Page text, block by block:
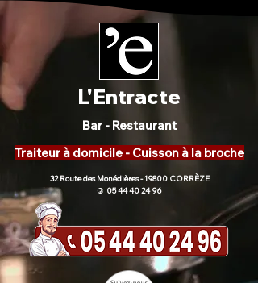
L'Entracte
Bar - Restaurant
Traiteur à domicile - Cuisson à la broche
32 Route des Monédières - 19800 CORRÈZE
) 05 44 40 24 96